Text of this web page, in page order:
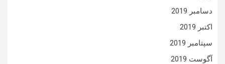
دسامبر 2019
اکتبر 2019
سپتامبر 2019
آگوست 2019